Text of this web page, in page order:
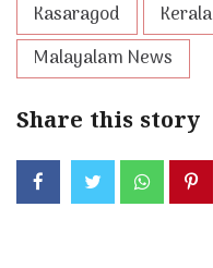
Kasaragod Kerala
Malayalam News
Share this story